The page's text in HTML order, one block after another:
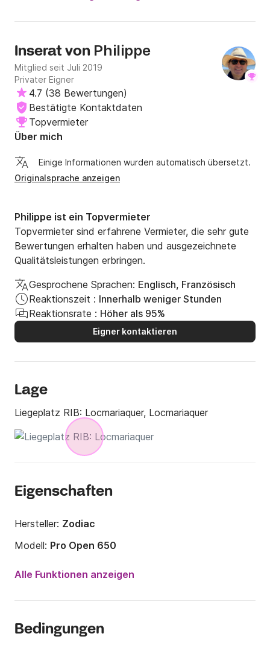
Inserat von Philippe
Mitglied seit Juli 2019
Privater Eigner
4.7 (38 Bewertungen)
Bestätigte Kontaktdaten
Topvermieter
Über mich
Einige Informationen wurden automatisch übersetzt.
Originalsprache anzeigen
Philippe ist ein Topvermieter
Topvermieter sind erfahrene Vermieter, die sehr gute
Bewertungen erhalten haben und ausgezeichnete
Qualitätsleistungen erbringen.
Gesprochene Sprachen: Englisch, Französisch
Reaktionszeit : Innerhalb weniger Stunden
Reaktionsrate : Höher als 95%
Eigner kontaktieren
Lage
Liegeplatz RIB: Locmariaquer, Locmariaquer
Eigenschaften
Hersteller: Zodiac
Modell: Pro Open 650
Motorleistung:
Anzahl Plätze an Bord:
Alle Funktionen anzeigen
Bedingungen